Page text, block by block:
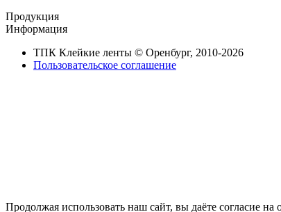
Продукция
Информация
ТПК Клейкие ленты © Оренбург, 2010-2026
Пользовательское соглашение
Продолжая использовать наш сайт, вы даёте согласие